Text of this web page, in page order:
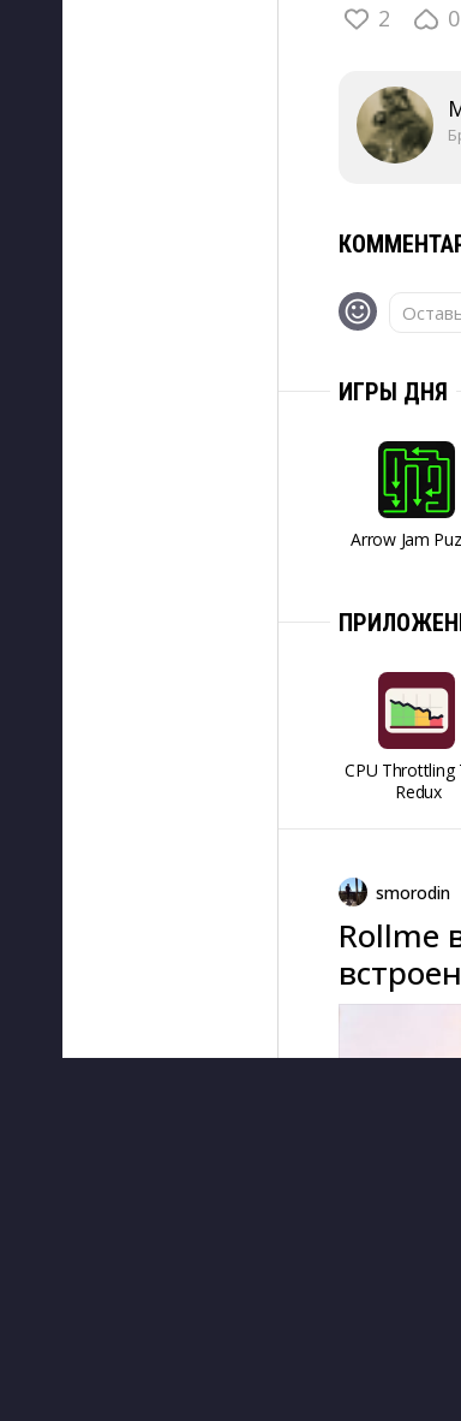
2 0
ИГРЫ ДНЯ
Arrow Jam
CPU Throttling
Redux
smorodin
Rollme